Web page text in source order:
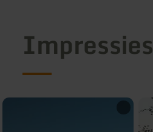
Impressies